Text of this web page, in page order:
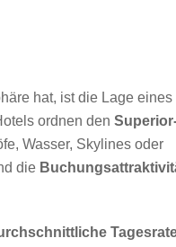
hat, ist die Lage eines
ordnen den
Wasser, Skylines oder
die